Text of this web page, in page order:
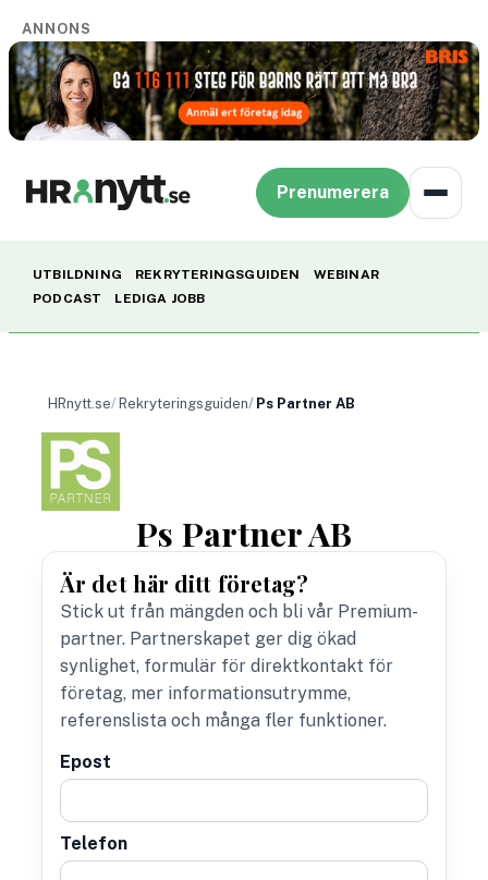
ANNONS
Prenumerera
UTBILDNING REKRYTERINGSGUIDEN
WEBINAR
PODCAST
LEDIGA JOBB
HRnytt.se Rekryteringsguiden Ps Partner AB
Ps Partner AB
Är det här ditt företag?
Stick ut från mängden och bli vår Premium-
partner. Partnerskapet ger dig ökad
synlighet, formulär för direktkontakt för
företag, mer informationsutrymme,
referenslista och många fler funktioner.
Epost
Telefon